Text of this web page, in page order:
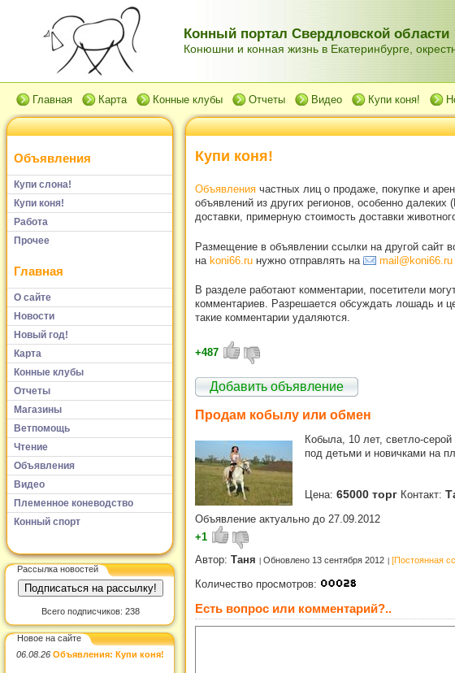
Конный портал Свердловской области
Конюшни и конная жизнь в Екатеринбурге,
Главная Карта Конные клубы Отчеты Видео Купи коня!
Объявления
Купи слона!
Купи коня!
Работа
Прочее
Главная
О сайте
Новости
Новый год!
Карта
Конные клубы
Отчеты
Магазины
Ветпомощь
Чтение
Объявления
Видео
Племенное коневодство
Конный спорт
Рассылка новостей
Всего подписчиков: 238
Новое на сайте
06.08.26 Объявления: Купи коня!
Купи коня!
Объявления частных лиц о продаже, покупке и
объявлений из других регионов, особенно
доставки, примерную стоимость доставки
Размещение в объявлении ссылки на другой сайт
на koni66.ru нужно отправлять на mail@koni66.ru
В разделе работают комментарии, посетители
комментариев. Разрешается обсуждать лошадь и
такие комментарии удаляются.
+487
Добавить объявление
Продам кобылу или обмен
Кобыла, 10 лет, светло-
под детьми и новичками на
Цена: 65000 торг Контакт:
Объявление актуально до 27.09.2012
+1
Автор: Таня Обновлено 13 сентября 2012 [Постоянная
Количество просмотров:
Есть вопрос или комментарий?..